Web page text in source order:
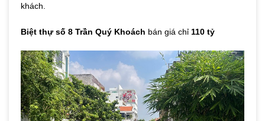
khách.
Biệt thự số 8 Trần Quý Khoách bán giá chỉ 110 tỷ